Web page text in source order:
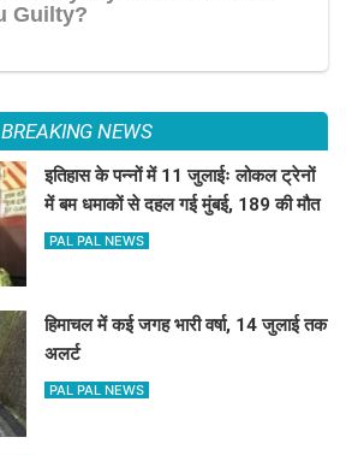
BREAKING NEWS
इतिहास के पन्नों में 11 जुलाईः लोकल ट्रेनों
में बम धमाकों से दहल गई मुंबई, 189 की मौत
PAL PAL NEWS
हिमाचल में कई जगह भारी वर्षा, 14 जुलाई तक
अलर्ट
PAL PAL NEWS